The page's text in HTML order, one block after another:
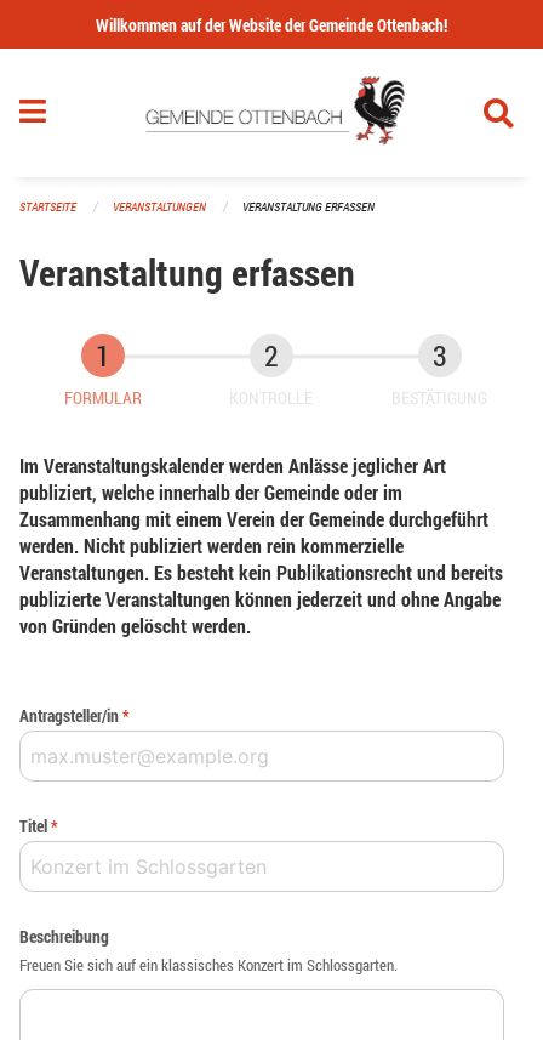
Navigation überspringen
Willkommen auf der Website der Gemeinde Ottenbach!
STARTSEITE VERANSTALTUNGEN VERANSTALTUNG ERFASSEN
Veranstaltung erfassen
FORMULAR KONTROLLE BESTÄTIGUNG
Im Veranstaltungskalender werden Anlässe jeglicher Art
publiziert, welche innerhalb der Gemeinde oder im
Zusammenhang mit einem Verein der Gemeinde durchgeführt
werden. Nicht publiziert werden rein kommerzielle
Veranstaltungen. Es besteht kein Publikationsrecht und bereits
publizierte Veranstaltungen können jederzeit und ohne Angabe
von Gründen gelöscht werden.
Antragsteller/in*
Titel*
Beschreibung
Freuen Sie sich auf ein klassisches Konzert im Schlossgarten.